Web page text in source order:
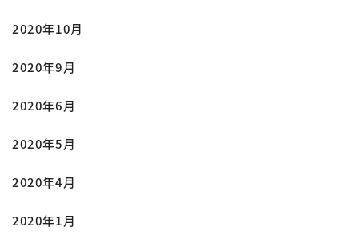
2020年10月
2020年9月
2020年6月
2020年5月
2020年4月
2020年1月